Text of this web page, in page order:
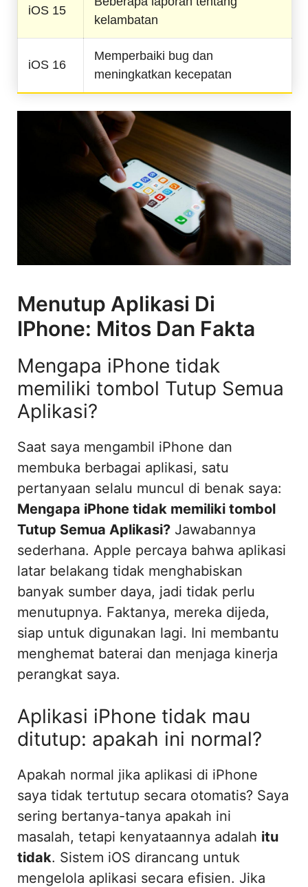
iOS 15
kelambatan
iOS 16
Memperbaiki bug dan
meningkatkan kecepatan
Menutup Aplikasi Di
IPhone: Mitos Dan Fakta
Mengapa iPhone tidak
memiliki tombol Tutup Semua
Aplikasi?
Saat saya mengambil iPhone dan
membuka berbagai aplikasi, satu
pertanyaan selalu muncul di benak saya:
Mengapa iPhone tidak memiliki tombol
Tutup Semua Aplikasi? Jawabannya
sederhana. Apple percaya bahwa aplikasi
latar belakang tidak menghabiskan
banyak sumber daya, jadi tidak perlu
menutupnya. Faktanya, mereka dijeda,
siap untuk digunakan lagi. Ini membantu
menghemat baterai dan menjaga kinerja
perangkat saya.
Aplikasi iPhone tidak mau
ditutup: apakah ini normal?
Apakah normal jika aplikasi di iPhone
saya tidak tertutup secara otomatis? Saya
sering bertanya-tanya apakah ini
masalah, tetapi kenyataannya adalah itu
tidak. Sistem iOS dirancang untuk
mengelola aplikasi secara efisien. Jika